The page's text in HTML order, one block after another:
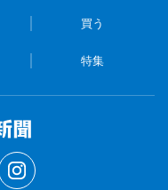
買う
特集